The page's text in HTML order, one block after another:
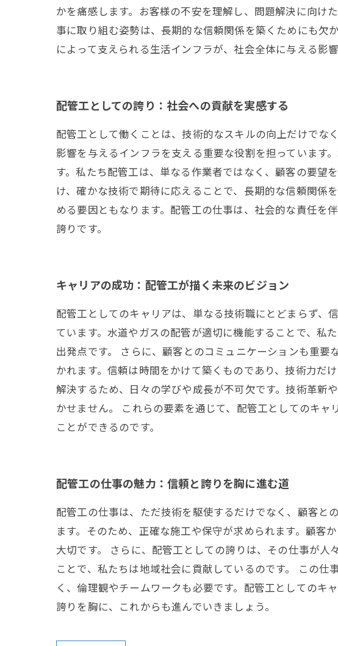
かを痛感します。お客様の不安を理解し、問題解決に向け
事に取り組む姿勢は、長期的な信頼関係を築くためにも欠
によって支えられる生活インフラが、社会全体に与える影
配管工としての誇り：社会への貢献を実感する
配管工として働くことは、技術的なスキルの向上だけでな
影響を与えるインフラを支える重要な役割を担っています
す。私たち配管工は、単なる作業者ではなく、顧客の要望
け、確かな技術で期待に応えることで、長期的な信頼関係
める要因ともなります。配管工の仕事は、社会的な責任を
誇りです。
キャリアの成功：配管工が描く未来のビジョン
配管工としてのキャリアは、単なる技術職にとどまらず、
ています。水道やガスの配管が適切に機能することで、私
出発点です。 さらに、顧客とのコミュニケーションも重
かれます。信頼は時間をかけて築くものであり、技術力だ
解決するため、日々の学びや成長が不可欠です。技術革新
かせません。 これらの要素を通じて、配管工としてのキ
ことができるのです。
配管工の仕事の魅力：信頼と誇りを胸に進む道
配管工の仕事は、ただ技術を駆使するだけでなく、顧客と
ます。そのため、正確な施工や保守が求められます。顧客
大切です。 さらに、配管工としての誇りは、その仕事が
ことで、私たちは地域社会に貢献しているのです。 この
く、倫理観やチームワークも必要です。配管工としてのキ
誇りを胸に、これからも進んでいきましょう。